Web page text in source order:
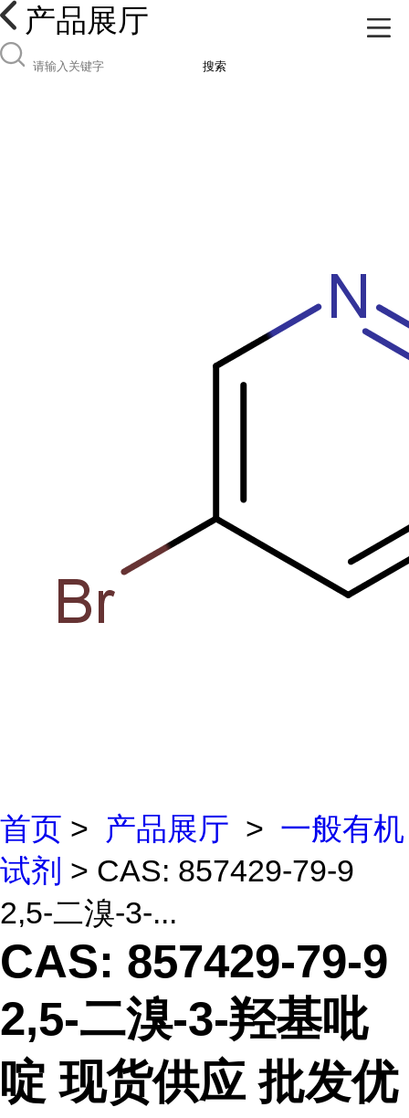
产品展厅
搜索
首页 > 产品展厅 > 一般有机
试剂 > CAS: 857429-79-9
2,5-二溴-3-...
CAS: 857429-79-9
2,5-二溴-3-羟基吡
啶 现货供应 批发优